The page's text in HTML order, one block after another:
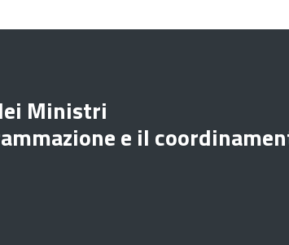
Ministri
e il